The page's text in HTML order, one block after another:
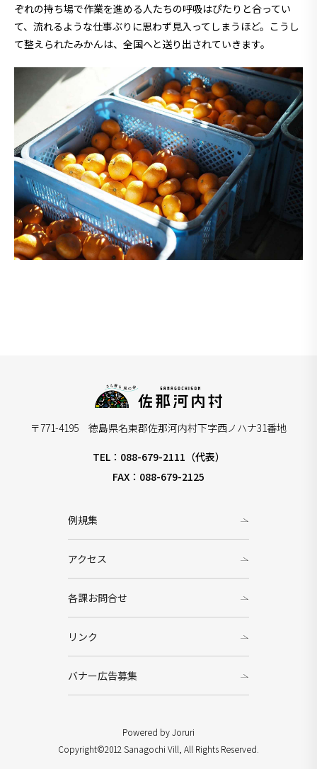
ぞれの持ち場で作業を進める人たちの呼吸はぴたりと合ってい
て、流れるような仕事ぶりに思わず見入ってしまうほど。こうし
て整えられたみかんは、全国へと送り出されていきます。
〒771-4195 徳島県名東郡佐那河内村下字西ノハナ31番地
TEL：088-679-2111（代表）
FAX：088-679-2125
例規集
アクセス
各課お問合せ
リンク
バナー広告募集
Powered by Joruri
Copyright©2012 Sanagochi Vill, All Rights Reserved.